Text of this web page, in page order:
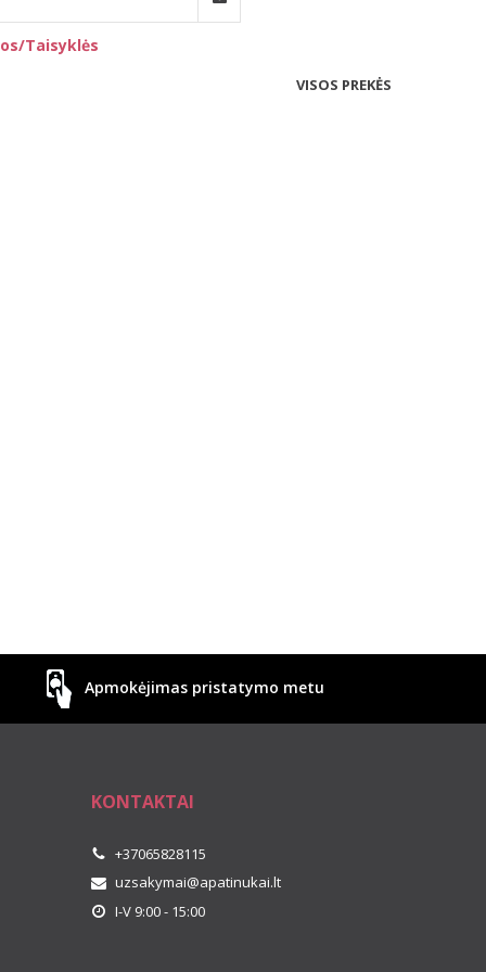
Taisyklės
VISOS PREKĖS
Apmokėjimas pristatymo metu
KONTAKTAI
+37065828115
uzsakymai@apatinukai.lt
I-V 9:00 - 15:00